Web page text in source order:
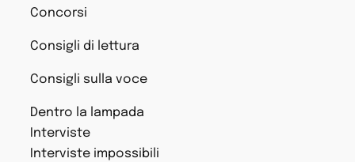
Concorsi
Consigli di lettura
Consigli sulla voce
Dentro la lampada
Interviste
Interviste impossibili